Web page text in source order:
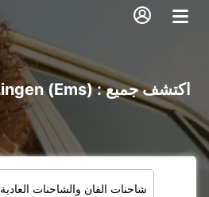
شاحنات الفان والشاحنات العادية